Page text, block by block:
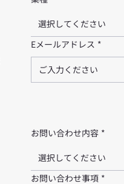
選択してください
Eメールアドレス *
お問い合わせ内容 *
選択してください
お問い合わせ事項 *